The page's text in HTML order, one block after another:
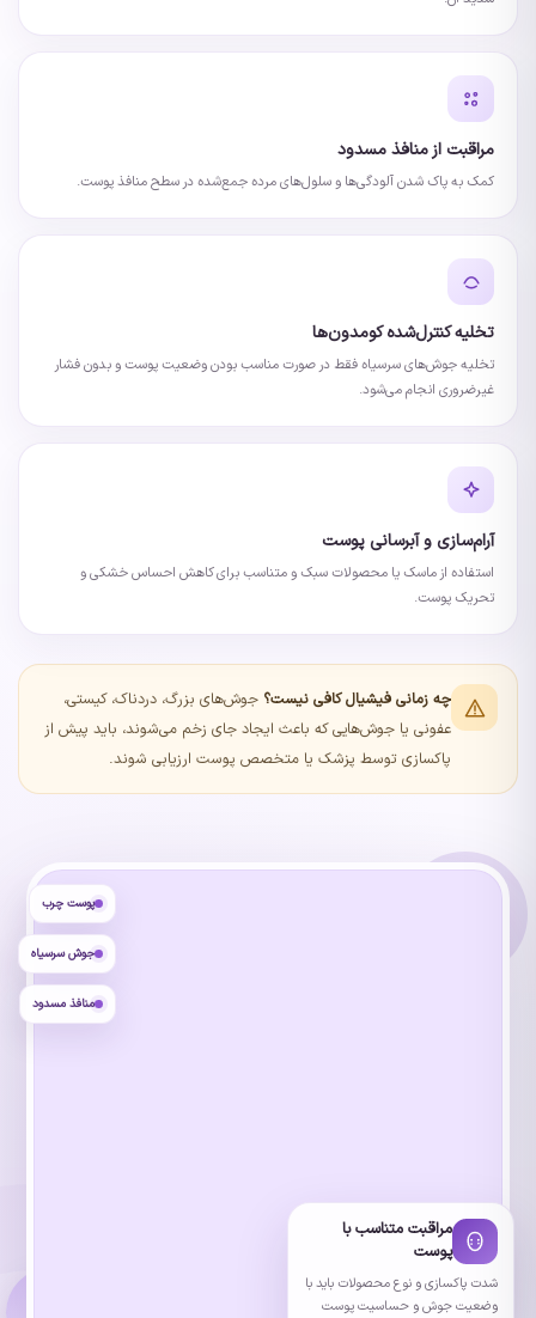
پوست چرب
جوش سرسیاه
منافذ مسدود
مراقبت متناسب با
پوست
شدت پاکسازی و نوع محصولات باید با
وضعیت جوش و حساسیت پوست
مراقبت از منافذ مسدود
کمک به پاک شدن آلودگی‌ها و سلول‌های مرده جمع‌شده در سطح منافذ پوست.
تخلیه کنترل‌شده کومدون‌ها
تخلیه جوش‌های سرسیاه فقط در صورت مناسب بودن وضعیت پوست و بدون فشار
غیرضروری انجام می‌شود.
آرام‌سازی و آبرسانی پوست
استفاده از ماسک یا محصولات سبک و متناسب برای کاهش احساس خشکی و
تحریک پوست.
چه زمانی فیشیال کافی نیست؟ جوش‌های بزرگ، دردناک، کیستی،
عفونی یا جوش‌هایی که باعث ایجاد جای زخم می‌شوند، باید پیش از
پاکسازی توسط پزشک یا متخصص پوست ارزیابی شوند.